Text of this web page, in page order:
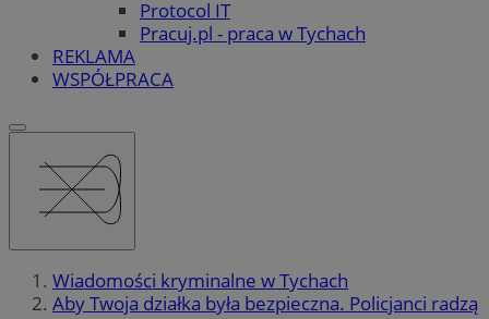
Protocol IT
Pracuj.pl - praca w Tychach
REKLAMA
WSPÓŁPRACA
Wiadomości kryminalne w Tychach
Aby Twoja działka była bezpieczna. Policjanci radzą